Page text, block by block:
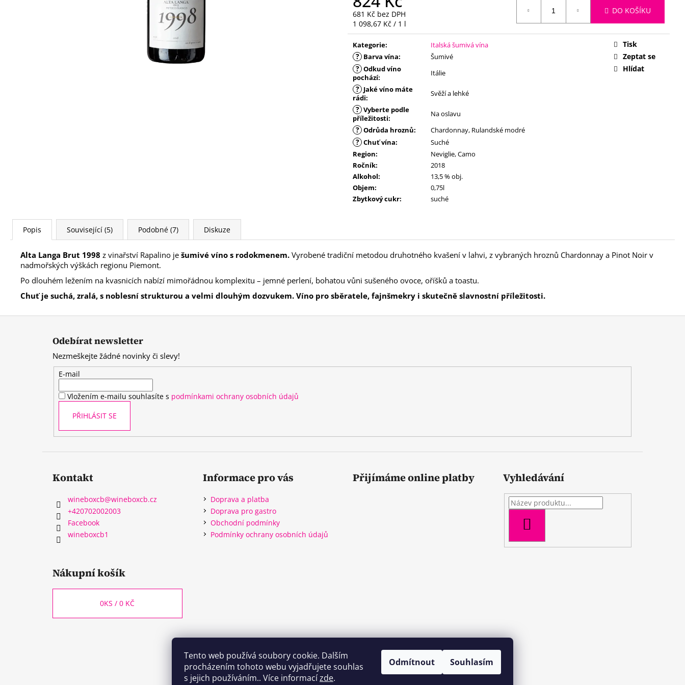
Tento web používá soubory cookie. Dalším
procházením tohoto webu vyjadřujete souhlas
s jejich používáním.. Více informacízde.
Odmítnout Souhlasím
681 Kč bez DPH
Měrná
cena:
1 098,67 Kč / 1 l
DO KOŠÍKU
Kategorie: Italská šumivá vína
? Barva vína: Šumivé
? Odkud víno
pochází: Itálie
? Jaké víno máte
rádi: Svěží a lehké
? Vyberte podle
příležitosti: Na oslavu
? Odrůda hroznů: Chardonnay, Rulandské modré
? Chuť vína:
Suché
Region:
Neviglie, Camo
Ročník:
2018
Alkohol:
13,5 % obj.
Objem:
0,75l
Zbytkový cukr: suché
Tisk
Zeptat se
Hlídat
Popis Související (5) Podobné (7) Diskuze
Alta Langa Brut 1998 z vinařství Rapalino je šumivé víno s rodokmenem. Vyrobené tradiční metodou druhotného kvašení v lahvi, z vybraných hroznů Chardonnay a Pinot Noir v
nadmořských výškách regionu Piemont.
Po dlouhém ležením na kvasnicích nabízí mimořádnou komplexitu – jemné perlení, bohatou vůni sušeného ovoce, oříšků a toastu.
Chuť je suchá, zralá, s noblesní strukturou a velmi dlouhým dozvukem. Víno pro sběratele, fajnšmekry i skutečně slavnostní příležitosti.
Z
Odebírat newsletter
Nezmeškejte žádné novinky či slevy!
E-mail
Vložením e-mailu souhlasíte s podmínkami ochrany osobních údajů
PŘIHLÁSIT SE
Kontakt
wineboxcb@wineboxcb.cz
+420702002003
Facebook
wineboxcb1
Informace pro vás
Doprava a platba
Doprava pro gastro
Obchodní podmínky
Podmínky ochrany osobních údajů
Přijímáme online platby Vyhledávání
Nákupní košík
0KS /0 KČ
Plzeňka CB